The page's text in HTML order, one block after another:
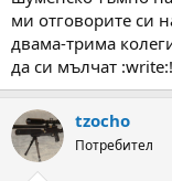
ми отговорите си
двама-трима
да си мълчат :write:!
tzocho
Потребител